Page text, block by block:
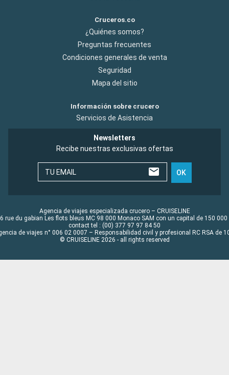
Cruceros.co
¿Quiénes somos?
Preguntas frecuentes
Condiciones generales de venta
Seguridad
Mapa del sitio
Información sobre crucero
Servicios de Asistencia
Newsletters
Recibe nuestras exclusivas ofertas
TU EMAIL OK
Agencia de viajes especializada crucero – CRUISELINE
rue du gabian Les flots bleus MC 98 000 Monaco SAM con un capital de 150 000
contact tel : (00) 377 97 97 84 50
de viajes n° 006 02 0007 – Responsabilidad civil y profesional RC RSA de
© CRUISELINE 2026 - all rights reserved